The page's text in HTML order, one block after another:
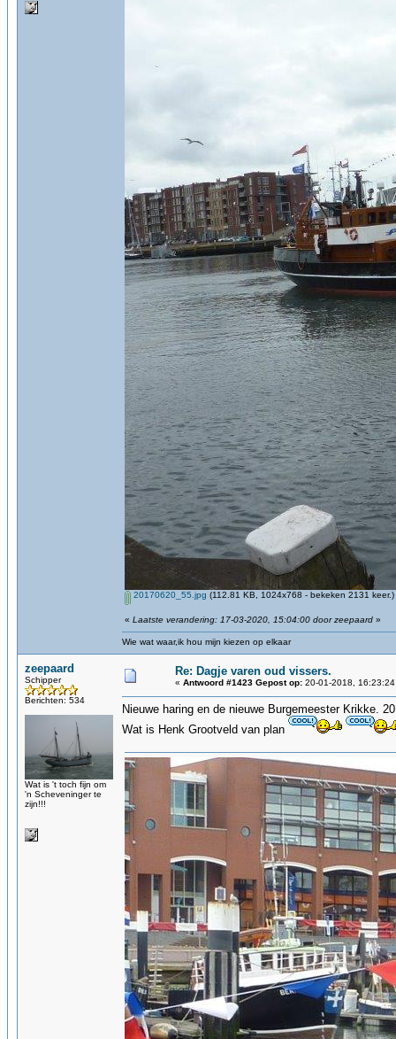
20170620_55.jpg (112.81 KB, 1024x768 - bekeken 2131 keer.)
« Laatste verandering: 17-03-2020, 15:04:00 door zeepaard »
Wie wat waar,ik hou mijn kiezen op elkaar
zeepaard
Schipper
Berichten: 534
Wat is 't toch fijn om
'n Scheveninger te
zijn!!!
Re: Dagje varen oud vissers.
« Antwoord #1423 Gepost op: 20-01-2018,
Nieuwe haring en de nieuwe Burgemeester Krikke.
Wat is Henk Grootveld van plan